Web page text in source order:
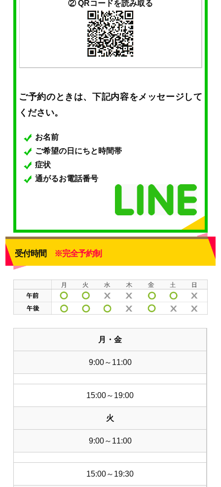
② QRコードを読み取る
ご予約のときは、下記内容をメッセージして
ください。
お名前
ご希望の日にちと時間帯
症状
通がるお電話番号
受付時間 ※完全予約制
月・金
9:00～11:00
15:00～19:00
火
9:00～11:00
15:00～19:30